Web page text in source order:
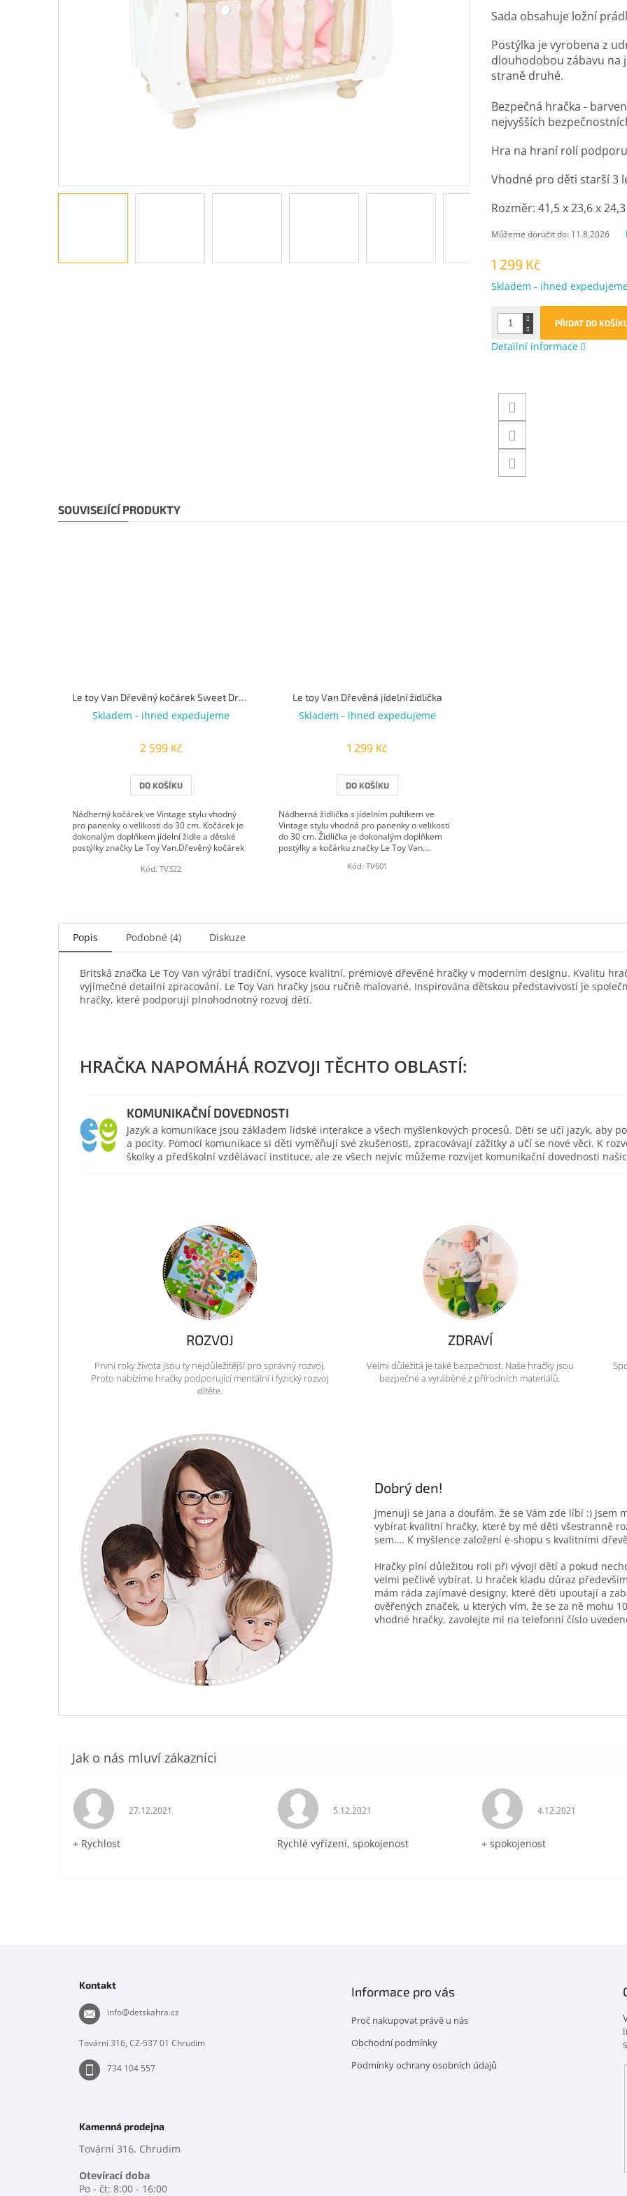
1 299 Kč
Měrná
Skladem - ihned
Můžeme doručit do: 11.8.2026
PŘIDAT DO
Sada obsahuje ložní
Postýlka je vyrobena z
dlouhodobou zábavu na
straně druhé.
Bezpečná hračka -
nejvyšších
Hra na hraní rolí
Vhodné pro děti starší 3
Rozměr: 41,5 x 23,6 x
Detailní informace
SOUVISEJÍCÍ PRODUKTY
Le toy Van Dřevěný kočárek Sweet Dreams
Skladem - ihned expedujeme
2 599 Kč
DO KOŠÍKU
Nádherný kočárek ve Vintage stylu vhodný
pro panenky o velikosti do 30 cm. Kočárek je
dokonalým doplňkem jídelní židle a dětské
postýlky značky Le Toy Van.Dřevěný kočárek
Kód:TV322
Le toy Van Dřevěná jídelní židlička
Skladem - ihned expedujeme
1 299 Kč
DO KOŠÍKU
Nádherná židlička s jídelním pultíkem ve
Vintage stylu vhodná pro panenky o velikosti
do 30 cm. Židlička je dokonalým doplňkem
postýlky a kočárku značky Le Toy Van....
Kód: TV601
Popis Podobné (4) Diskuze
Britská značka Le Toy Van výrábí tradiční, vysoce kvalitní, prémiové dřevěné hračky v moderním designu. Kvalitu
vyjímečné detailní zpracování. Le Toy Van hračky jsou ručně malované. Inspirována dětskou představivostí je
hračky, které podporují plnohodnotný rozvoj dětí.
KOMUNIKAČNÍ DOVEDNOSTI
Jazyk a komunikace jsou základem lidské interakce a všech myšlenkových procesů. Děti se učí jazyk, aby
a pocity. Pomocí komunikace si děti vyměňují své zkušenosti, zpracovávají zážitky a učí se nové věci. K
školky a předškolní vzdělávací instituce, ale ze všech nejvíc můžeme rozvíjet komunikační dovednosti
ROZVOJ
První roky života jsou ty nejdůležitější pro správný rozvoj.
Proto nabízíme hračky podporující mentální i fyzický rozvoj
dítěte.
ZDRAVÍ
Velmi důležitá je také bezpečnost. Naše hračky jsou
bezpečné a vyráběné z přírodních materiálů.
Dobrý den!
Jmenuji se Jana a doufám, že se Vám zde líbí :)
vybírat kvalitní hračky, které by mé děti všestranně
sem…. K myšlence založení e-shopu s kvalitními
Hračky plní důležitou roli při vývoji dětí a pokud
velmi pečlivě vybírat. U hraček kladu důraz
mám ráda zajímavé designy, které děti upoutají a
ověřených značek, u kterých vím, že se za ně mohu
vhodné hračky, zavolejte mi na telefonní číslo
Hodnocení obchodu je 5 z 5 hvězdiček.
27.12.2021
+ Rychlost
Hodnocení obchodu je 5 z 5 hvězdiček.
5.12.2021
Rychlé vyřízení, spokojenost
Hodnocení
4.12.2021
+ spokojenost
Kontakt
info@detskahra.cz
Tovární 316, CZ-537 01 Chrudim
734 104 557
Kamenná prodejna
Tovární 316, Chrudim
Otevírací doba
Po - čt: 8:00 - 16:00
Informace pro vás
Proč nakupovat právě u nás
Obchodní podmínky
Podmínky ochrany osobních údajů